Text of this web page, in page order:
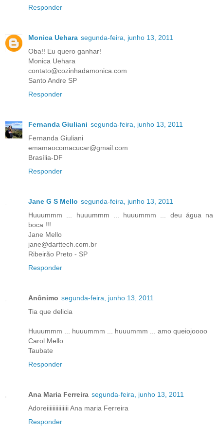
Responder
Monica Uehara segunda-feira, junho 13, 2011
Oba!! Eu quero ganhar!
Monica Uehara
contato@cozinhadamonica.com
Santo Andre SP
Responder
Fernanda Giuliani segunda-feira, junho 13, 2011
Fernanda Giuliani
emamaocomacucar@gmail.com
Brasília-DF
Responder
Jane G S Mello segunda-feira, junho 13, 2011
Huuummm ... huuummm ... huuummm ... deu água na
boca !!!
Jane Mello
jane@darttech.com.br
Ribeirão Preto - SP
Responder
Anônimo segunda-feira, junho 13, 2011
Tia que delicia
Huuummm ... huuummm ... huuummm ... amo queiojoooo
Carol Mello
Taubate
Responder
Ana Maria Ferreira segunda-feira, junho 13, 2011
Adoreiiiiiiiiiiiiiii Ana maria Ferreira
Responder